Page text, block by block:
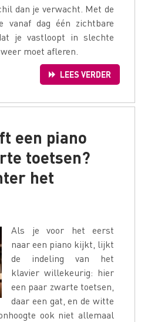
dan je verwacht. Met de
vanaf dag één zichtbare
je vastloopt in slechte
moet afleren.
LEES VERDER
een piano
toetsen?
het
Als je voor het eerst
naar een piano kijkt, lijkt
de indeling van het
klavier willekeurig: hier
een paar zwarte toetsen,
daar een gat, en de witte
ook niet allemaal